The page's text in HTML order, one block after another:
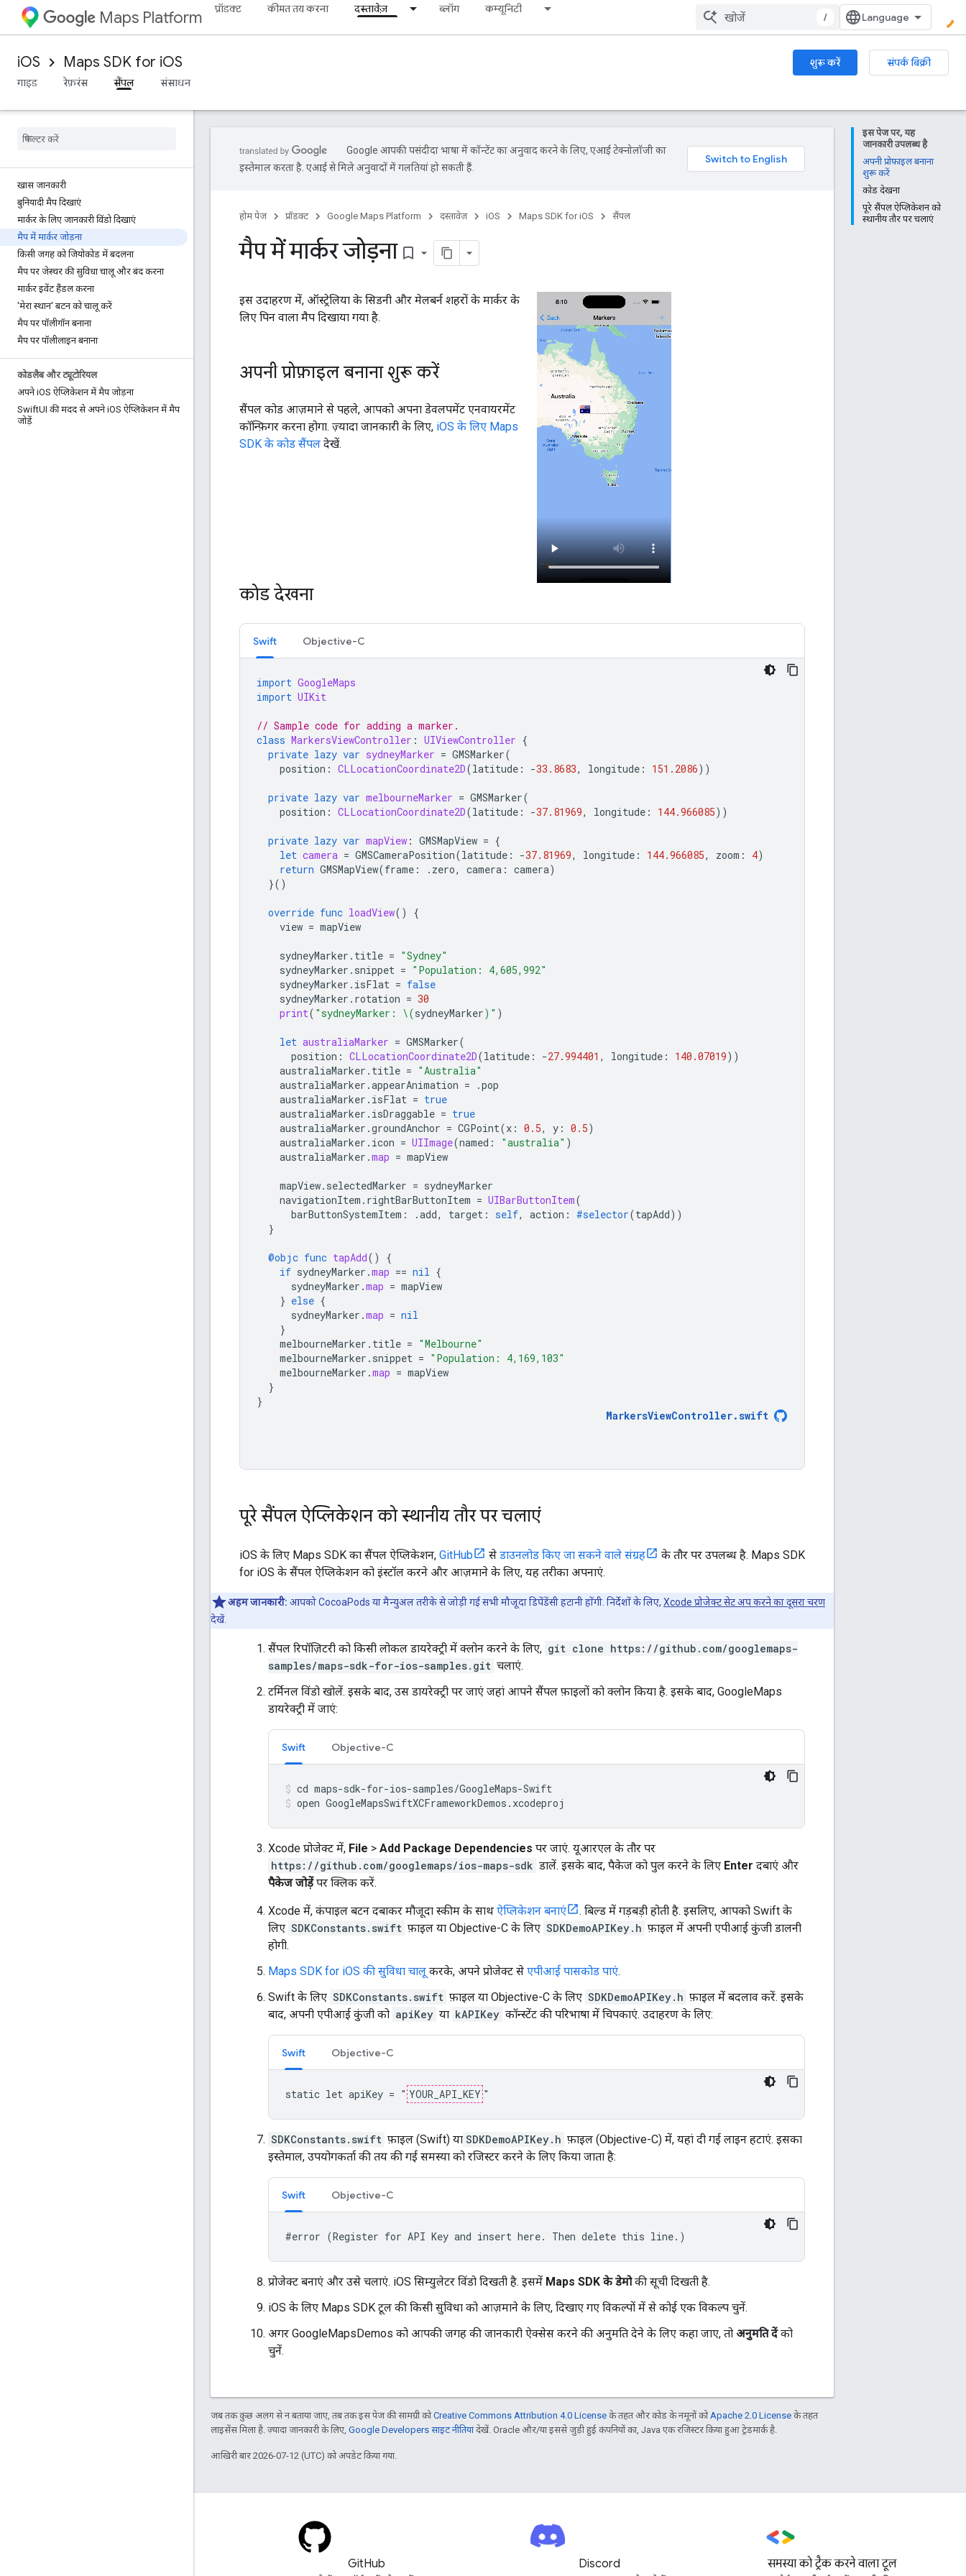
Maps Platform प्रॉडक्ट कीमत तय करना दस्तावेज़ ब्लॉग कम्यूनिटी
/
iOS Maps SDK for iOS शुरू करें
संपर्क बिक्री
गाइड
रेफ़रंस सैंपल संसाधन
खास जानकारी
बुनियादी मैप दिखाएं
मार्कर के लिए जानकारी विंडो दिखाएं
मैप में मार्कर जोड़ना
किसी जगह को जियोकोड में बदलना
मैप पर जेस्चर की सुविधा चालू और बंद करना
मार्कर इवेंट हैंडल करना
'मेरा स्थान' बटन को चालू करें
मैप पर पॉलीगॉन बनाना
मैप पर पॉलीलाइन बनाना
कोडलैब और ट्यूटोरियल
अपने iOS ऐप्लिकेशन में मैप जोड़ना
SwiftUI की मदद से अपने iOS ऐप्लिकेशन में मैप
जोड़ें
इस पेज पर, यह
जानकारी उपलब्ध है
अपनी प्रोफ़ाइल बनाना
शुरू करें
कोड देखना
पूरे सैंपल ऐप्लिकेशन को
स्थानीय तौर पर चलाएं
Google आपकी पसंदीदा भाषा में कॉन्टेंट का अनुवाद करने के लिए, एआई टेक्नोलॉजी का
इस्तेमाल करता है. एआई से मिले अनुवादों में गलतियां हो सकती हैं.
होम पेज प्रॉडक्ट Google Maps Platform दस्तावेज़ iOS Maps SDK for iOS सैंपल
मैप में मार्कर जोड़ना bookmark_border
इस उदाहरण में, ऑस्ट्रेलिया के सिडनी और मेलबर्न शहरों के मार्कर के
लिए पिन वाला मैप दिखाया गया है.
अपनी प्रोफ़ाइल बनाना शुरू करें
सैंपल कोड आज़माने से पहले, आपको अपना डेवलपमेंट एनवायरमेंट
कॉन्फ़िगर करना होगा. ज़्यादा जानकारी के लिए, iOS के लिए Maps
SDK के कोड सैंपल देखें.
कोड देखना
Swift Objective-C
import GoogleMaps
import UIKit
// Sample code for adding a marker.
class MarkersViewController : UIViewController {
private lazy var sydneyMarker = GMSMarker(
position : CLLocationCoordinate2D(latitude : -33.8683, longitude : 151.2086))
private lazy var melbourneMarker = GMSMarker(
position : CLLocationCoordinate2D(latitude : -37.81969, longitude : 144.966085))
private lazy var mapView : GMSMapView = {
let camera = GMSCameraPosition(latitude : -37.81969, longitude : 144.966085, zoom : 4)
return GMSMapView(frame : . zero, camera : camera)
}()
override func loadView()
{
view = mapView
sydneyMarker . title = "Sydney"
sydneyMarker . snippet = "Population: 4,605,992"
sydneyMarker . isFlat = false
sydneyMarker . rotation = 30
print( "sydneyMarker: \(sydneyMarker) " )
let australiaMarker = GMSMarker(
position : CLLocationCoordinate2D(latitude : -27.994401 , longitude : 140.07019))
australiaMarker . title = "Australia"
australiaMarker .appearAnimation = .pop
australiaMarker . isFlat = true
australiaMarker . isDraggable = true
australiaMarker .groundAnchor = CGPoint(x : 0.5, y : 0.5)
australiaMarker . icon = UIImage(named : "australia" )
australiaMarker .map = mapView
mapView. selectedMarker = sydneyMarker
navigationItem . rightBarButtonItem = UIBarButtonItem(
barButtonSystemItem : .add, target : self, action : #selector(tapAdd))
}
@objc func tapAdd()
{
if sydneyMarker .map == nil {
sydneyMarker .map = mapView
} else {
sydneyMarker .map = nil
}
melbourneMarker . title = "Melbourne"
melbourneMarker . snippet = "Population: 4,169,103"
melbourneMarker .map = mapView
}
}
MarkersViewController.swift
पूरे सैंपल ऐप्लिकेशन को स्थानीय तौर पर चलाएं
iOS के लिए Maps SDK का सैंपल ऐप्लिकेशन, GitHub से डाउनलोड किए जा सकने वाले संग्रह
के तौर पर उपलब्ध है. Maps SDK
for iOS के सैंपल ऐप्लिकेशन को इंस्टॉल करने और आज़माने के लिए, यह तरीका अपनाएं.
अहम जानकारी: आपको CocoaPods या मैन्युअल तरीके से जोड़ी गई सभी मौजूदा डिपेंडेंसी हटानी होंगी. निर्देशों के लिए, Xcode प्रोजेक्ट सेट अप करने का दूसरा चरण
देखें.
सैंपल रिपॉज़िटरी को किसी लोकल डायरेक्ट्री में क्लोन करने के लिए, git clone https://github.com/googlemaps-
samples/maps-sdk-for-ios-samples.git चलाएं.
टर्मिनल विंडो खोलें. इसके बाद, उस डायरेक्ट्री पर जाएं जहां आपने सैंपल फ़ाइलों को क्लोन किया है. इसके बाद, GoogleMaps
डायरेक्ट्री में जाएं:
Swift Objective-C
open GoogleMapsSwiftXCFrameworkDemos.xcodeproj
Xcode प्रोजेक्ट में, File > Add Package Dependencies पर जाएं. यूआरएल के तौर पर
https://github.com/googlemaps/ios-maps-sdk डालें. इसके बाद, पैकेज को पुल करने के लिए Enter दबाएं और
पैकेज जोड़ेंपर क्लिक करें.
Xcode में, कंपाइल बटन दबाकर मौजूदा स्कीम के साथ ऐप्लिकेशन बनाएं
. बिल्ड में गड़बड़ी होती है. इसलिए, आपको Swift के
लिए SDKConstants.swift फ़ाइल या Objective-C के लिए SDKDemoAPIKey.h फ़ाइल में अपनी एपीआई कुंजी डालनी
होगी.
Maps SDK for iOS की सुविधा चालू करके, अपने प्रोजेक्ट से एपीआई पासकोड पाएं.
Swift के लिए SDKConstants.swift फ़ाइल या Objective-C के लिए SDKDemoAPIKey.h फ़ाइल में बदलाव करें. इसके
बाद, अपनी एपीआई कुंजी को apiKey या kAPIKey कॉन्स्टेंट की परिभाषा में चिपकाएं. उदाहरण के लिए:
Swift Objective-C
static let apiKey = " YOUR_API_KEY "
SDKConstants.swift फ़ाइल (Swift) या SDKDemoAPIKey.h फ़ाइल (Objective-C) में, यहां दी गई लाइन हटाएं. इसका
इस्तेमाल, उपयोगकर्ता की तय की गई समस्या को रजिस्टर करने के लिए किया जाता है:
Swift Objective-C
#error (Register for API Key and insert here. Then delete this line.)
प्रोजेक्ट बनाएं और उसे चलाएं. iOS सिम्युलेटर विंडो दिखती है. इसमें Maps SDK के डेमोकी सूची दिखती है.
iOS के लिए Maps SDK टूल की किसी सुविधा को आज़माने के लिए, दिखाए गए विकल्पों में से कोई एक विकल्प चुनें.
अगर GoogleMapsDemos को आपकी जगह की जानकारी ऐक्सेस करने की अनुमति देने के लिए कहा जाए, तो अनुमति देंको
चुनें.
जब तक कुछ अलग से न बताया जाए, तब तक इस पेज की सामग्री कोCreative Commons Attribution 4.0 License के तहत और कोड के नमूनों कोApache 2.0 License के तहत
लाइसेंस मिला है. ज़्यादा जानकारी के लिए, Google Developers साइट नीतियांदेखें. Oracle और/या इससे जुड़ी हुई कंपनियों का, Java एक रजिस्टर किया हुआ ट्रेडमार्क है.
आखिरी बार 2026-07-12 (UTC) को अपडेट किया गया.
GitHub Discord समस्या को ट्रैक करने वाला टूल